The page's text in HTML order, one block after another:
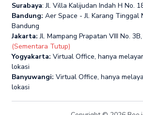
Surabaya: Jl. Villa Kalijudan Indah H No.
Bandung: Aer Space - Jl. Karang Tinggal
Bandung
Jakarta: Jl. Mampang Prapatan VIII No.
(Sementara Tutup)
Yogyakarta: Virtual Office, hanya
lokasi
Banyuwangi: Virtual Office, hanya
lokasi